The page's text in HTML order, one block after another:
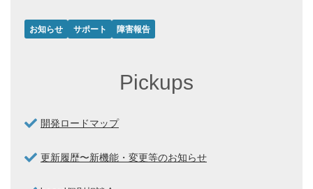
お知らせ サポート 障害報告
Pickups
開発ロードマップ
更新履歴〜新機能・変更等のお知らせ